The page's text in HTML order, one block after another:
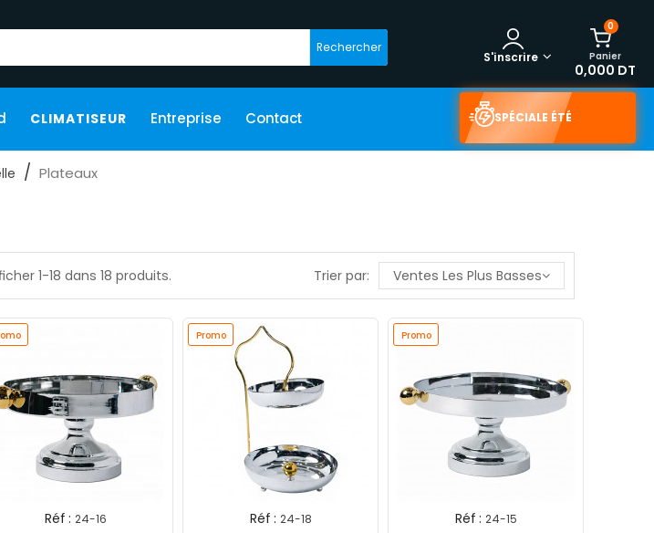
Rechercher
0
Panier
0,000 DT
S'inscrire
CLIMATISEUR Entreprise Contact SPÉCIALE ÉTÉ
Plateaux
1-18 dans 18 produits. Trier par: Ventes Les Plus Basses
Réf : 24-16
Promo
Réf : 24-18
Promo
Réf : 24-15